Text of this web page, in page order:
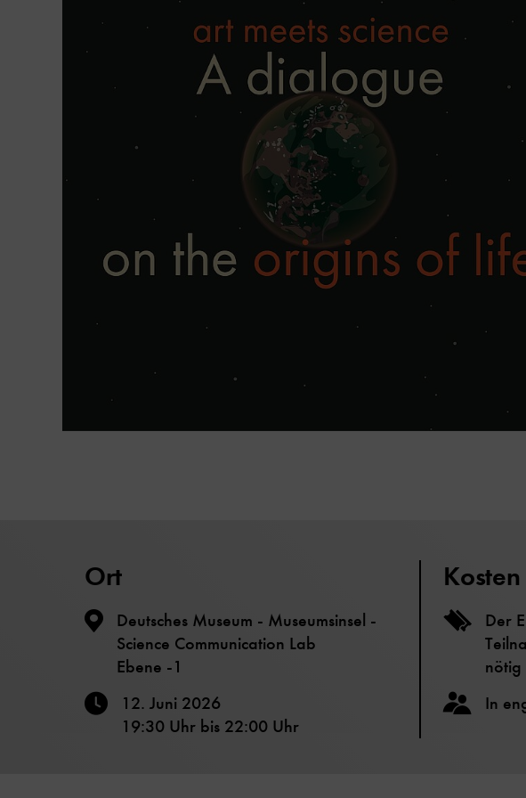
Ort
Deutsches Museum - Museumsinsel -
Science Communication Lab
Ebene -1
12. Juni 2026
19:30 Uhr bis 22:00 Uhr
Kosten
Der
nötig
In